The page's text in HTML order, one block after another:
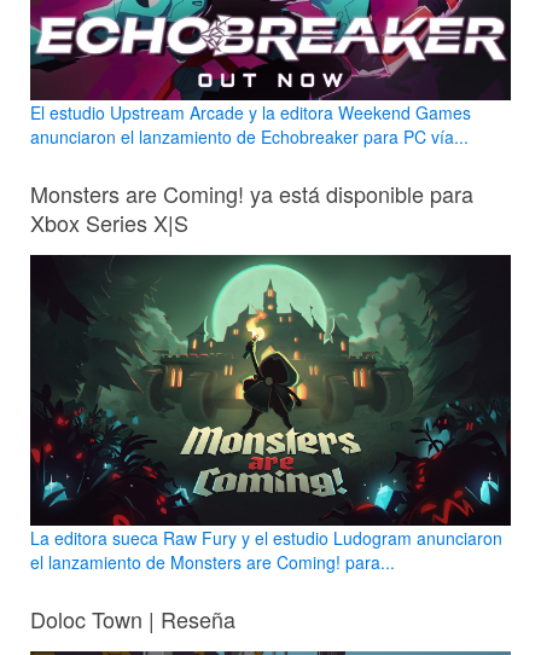
El estudio Upstream Arcade y la editora Weekend Games
anunciaron el lanzamiento de Echobreaker para PC vía...
Monsters are Coming! ya está disponible para
Xbox Series X|S
La editora sueca Raw Fury y el estudio Ludogram anunciaron
el lanzamiento de Monsters are Coming! para...
Doloc Town | Reseña